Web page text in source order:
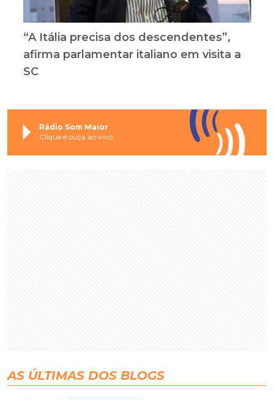
“A Itália precisa dos descendentes”,
afirma parlamentar italiano em visita a
SC
Rádio Som Maior
Clique e ouça ao vivo
AS ÚLTIMAS DOS BLOGS